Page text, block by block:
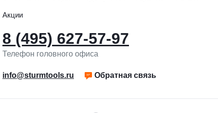
Акции
8 (495) 627-57-97
Телефон головного офиса
info@sturmtools.ru Обратная связь